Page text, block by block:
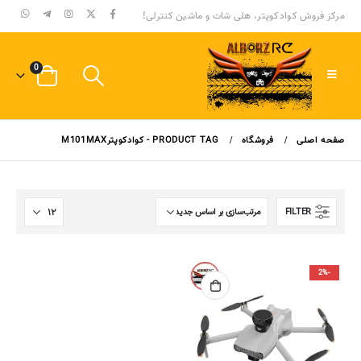
مرکز فروش کوادکوپتر، هلی شات و ماشین کنترلی!
0
صفحه اصلی فروشگاه PRODUCT TAG - کوادکوپترM101MAX
FILTER
-2%